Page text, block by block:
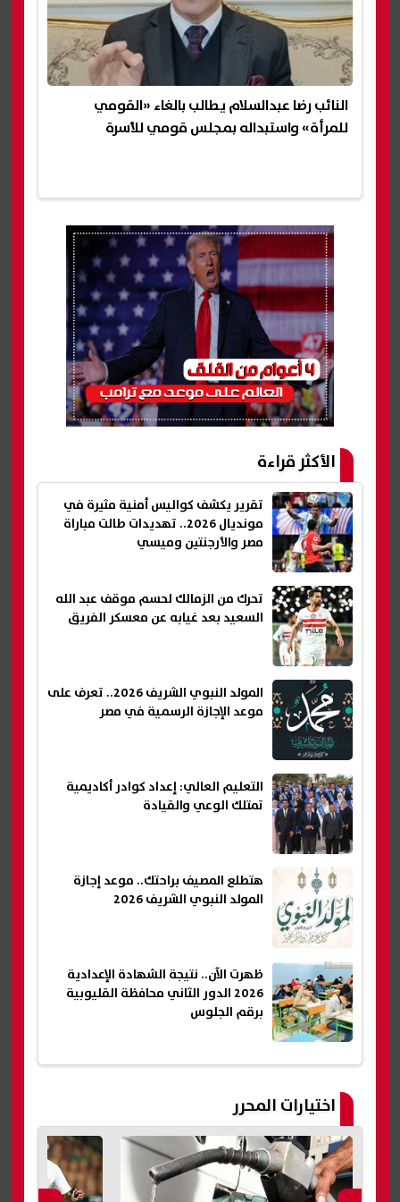
النائب رضا عبدالسلام يطالب بالغاء «القومي
للمرأة» واستبداله بمجلس قومي للأسرة
الأكثر قراءة
تقرير يكشف كواليس أمنية مثيرة في
مونديال 2026.. تهديدات طالت مباراة
مصر والأرجنتين وميسي
تحرك من الزمالك لحسم موقف عبد الله
السعيد بعد غيابه عن معسكر الفريق
المولد النبوي الشريف 2026.. تعرف على
موعد الإجازة الرسمية في مصر
التعليم العالي: إعداد كوادر أكاديمية
تمتلك الوعي والقيادة
هتطلع المصيف براحتك.. موعد إجازة
المولد النبوي الشريف 2026
ظهرت الآن.. نتيجة الشهادة الإعدادية
2026 الدور الثاني محافظة القليوبية
برقم الجلوس
اختيارات المحرر